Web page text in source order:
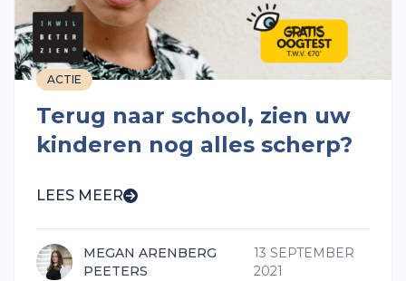
ACTIE
Terug naar school, zien uw
kinderen nog alles scherp?
LEES MEER
MEGAN ARENBERG
PEETERS
13 SEPTEMBER
2021